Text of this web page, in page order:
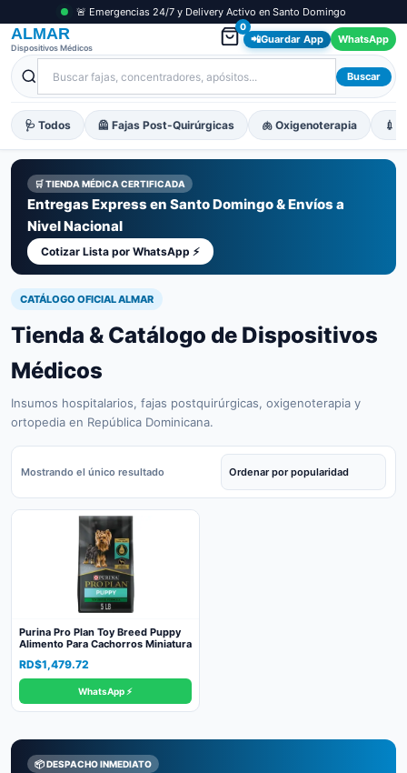
🚨 Emergencias 24/7 y Delivery Activo en Santo Domingo
ALMAR
Dispositivos Médicos
0
📲Guardar App WhatsApp
Buscar
🩺 Todos 🦺 Fajas Post-Quirúrgicas 🫁 Oxigenoterapia 💉
🛒 TIENDA MÉDICA CERTIFICADA
Entregas Express en Santo Domingo & Envíos a
Nivel Nacional
Cotizar Lista por WhatsApp ⚡
CATÁLOGO OFICIAL ALMAR
Tienda & Catálogo de Dispositivos
Médicos
Insumos hospitalarios, fajas postquirúrgicas, oxigenoterapia y
ortopedia en República Dominicana.
Mostrando el único resultado
Purina Pro Plan Toy Breed Puppy
Alimento Para Cachorros Miniatura
RD$1,479.72
WhatsApp ⚡
📦 DESPACHO INMEDIATO